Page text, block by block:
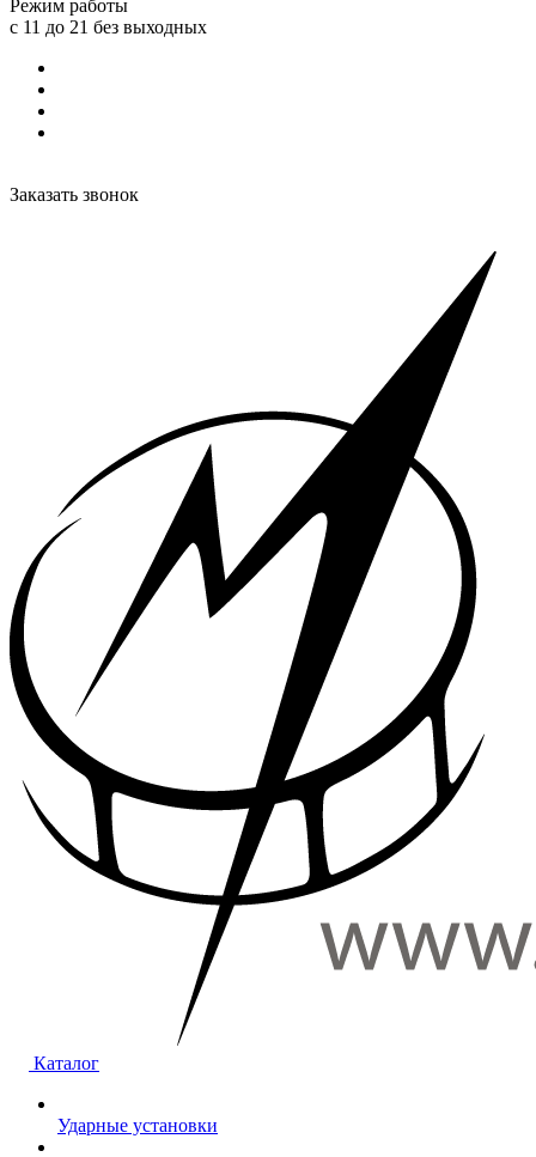
Режим работы
с 11 до 21 без выходных
Заказать звонок
Каталог
Ударные установки